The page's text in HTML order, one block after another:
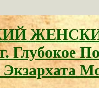
Экзархата